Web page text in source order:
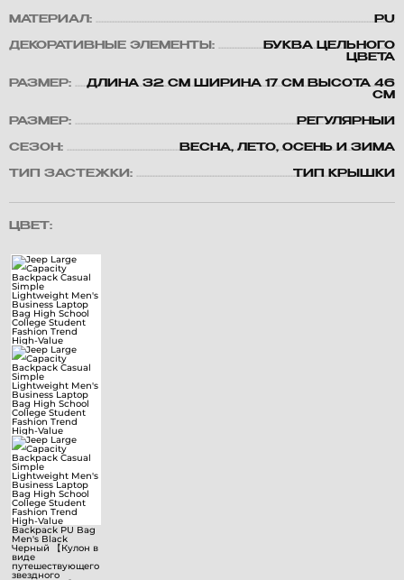
МАТЕРИАЛ: PU
ДЕКОРАТИВНЫЕ ЭЛЕМЕНТЫ:
БУКВА ЦЕЛЬНОГО
ЦВЕТА
РАЗМЕР:
ДЛИНА 32 СМ ШИРИНА 17 СМ ВЫСОТА 46
СМ
РАЗМЕР: РЕГУЛЯРНЫЙ
СЕЗОН: ВЕСНА, ЛЕТО, ОСЕНЬ И ЗИМА
ТИП ЗАСТЕЖКИ: ТИП КРЫШКИ
ЦВЕТ: